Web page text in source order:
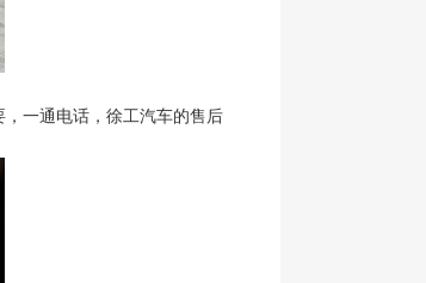
一通电话，徐工汽车的售后